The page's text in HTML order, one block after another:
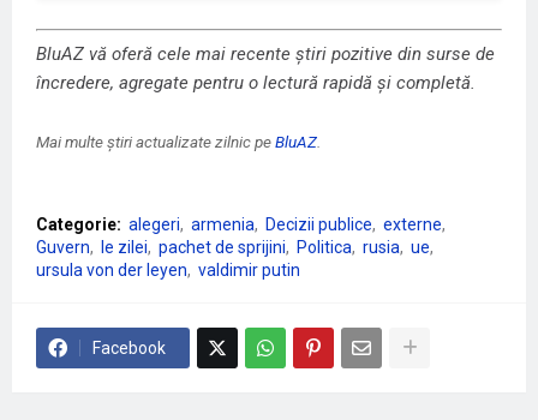
BluAZ vă oferă cele mai recente știri pozitive din surse de
încredere, agregate pentru o lectură rapidă și completă.
Mai multe știri actualizate zilnic peBluAZ.
Categorie: alegeri armenia Decizii publice
externe
Guvern
le zilei pachet de sprijini Politica rusia ue
ursula von der leyen
valdimir putin
Facebook